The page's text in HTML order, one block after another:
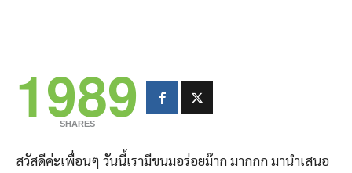
1989
SHARES
สวัสดีค่ะเพื่อนๆ วันนี้เรามีขนมอร่อยม๊าก มากกก มานำเสนอ